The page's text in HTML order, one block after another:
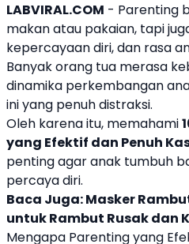
LABVIRAL.COM - Parenting
makan atau pakaian, tapi
kepercayaan diri, dan rasa
Banyak orang tua merasa
dinamika perkembangan
ini yang penuh distraksi.
Oleh karena itu, memahami
yang Efektif dan Penuh
penting agar anak tumbuh
percaya diri.
Baca Juga:Masker
untuk Rambut Rusak dan
Mengapa Parenting yang